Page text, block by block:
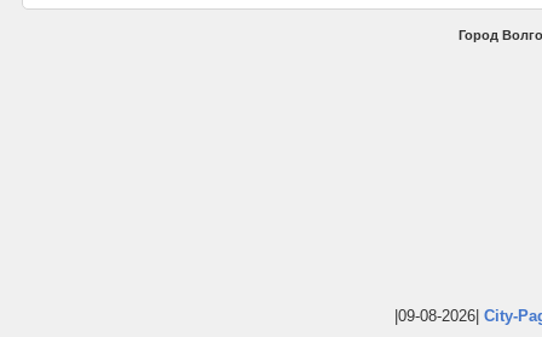
Город
|09-08-2026| City-